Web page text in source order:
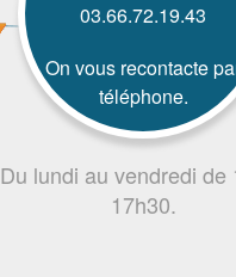
03.66.72.19.43
On vous recontacte
téléphone.
Du lundi au vendredi de
17h30.